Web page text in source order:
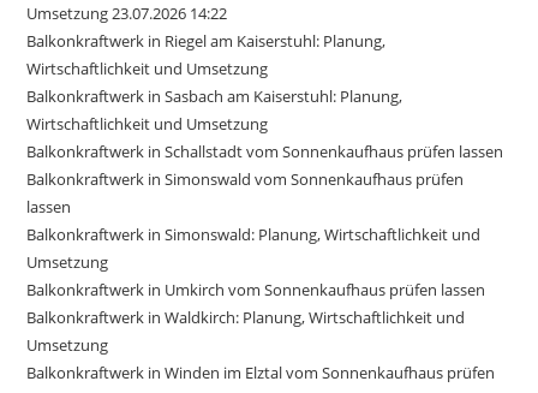
Umsetzung 23.07.2026 14:22
Balkonkraftwerk in Riegel am Kaiserstuhl: Planung,
Wirtschaftlichkeit und Umsetzung
Balkonkraftwerk in Sasbach am Kaiserstuhl: Planung,
Wirtschaftlichkeit und Umsetzung
Balkonkraftwerk in Schallstadt vom Sonnenkaufhaus prüfen lassen
Balkonkraftwerk in Simonswald vom Sonnenkaufhaus prüfen
lassen
Balkonkraftwerk in Simonswald: Planung, Wirtschaftlichkeit und
Umsetzung
Balkonkraftwerk in Umkirch vom Sonnenkaufhaus prüfen lassen
Balkonkraftwerk in Waldkirch: Planung, Wirtschaftlichkeit und
Umsetzung
Balkonkraftwerk in Winden im Elztal vom Sonnenkaufhaus prüfen